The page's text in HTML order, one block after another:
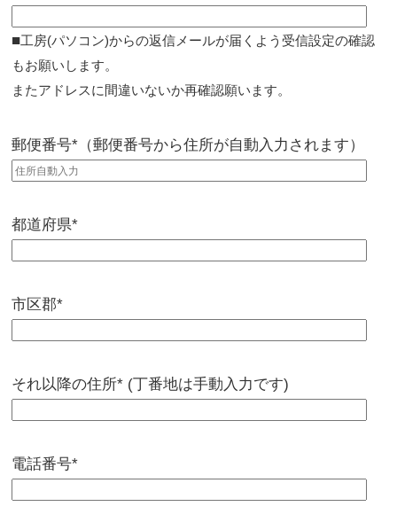
■工房(パソコン)からの返信メールが届くよう受信設定の確認
もお願いします。
またアドレスに間違いないか再確認願います。
郵便番号*（郵便番号から住所が自動入力されます）
都道府県*
市区郡*
それ以降の住所* (丁番地は手動入力です)
電話番号*